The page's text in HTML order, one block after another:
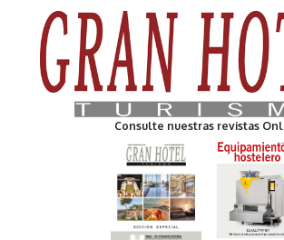
Consulte nuestras revistas